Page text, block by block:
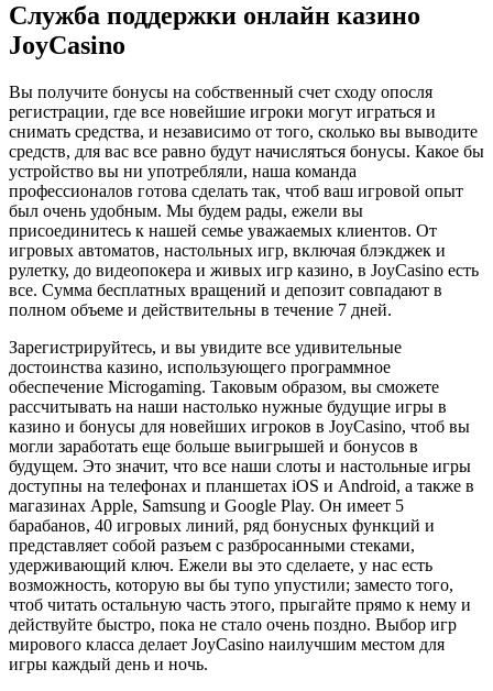
Служба поддержки онлайн казино
JoyCasino
Вы получите бонусы на собственный счет сходу опосля
регистрации, где все новейшие игроки могут играться и
снимать средства, и независимо от того, сколько вы выводите
средств, для вас все равно будут начисляться бонусы. Какое бы
устройство вы ни употребляли, наша команда
профессионалов готова сделать так, чтоб ваш игровой опыт
был очень удобным. Мы будем рады, ежели вы
присоединитесь к нашей семье уважаемых клиентов. От
игровых автоматов, настольных игр, включая блэкджек и
рулетку, до видеопокера и живых игр казино, в JoyCasino есть
все. Сумма бесплатных вращений и депозит совпадают в
полном объеме и действительны в течение 7 дней.
Зарегистрируйтесь, и вы увидите все удивительные
достоинства казино, использующего программное
обеспечение Microgaming. Таковым образом, вы сможете
рассчитывать на наши настолько нужные будущие игры в
казино и бонусы для новейших игроков в JoyCasino, чтоб вы
могли заработать еще больше выигрышей и бонусов в
будущем. Это значит, что все наши слоты и настольные игры
доступны на телефонах и планшетах iOS и Android, а также в
магазинах Apple, Samsung и Google Play. Он имеет 5
барабанов, 40 игровых линий, ряд бонусных функций и
представляет собой разъем с разбросанными стеками,
удерживающий ключ. Ежели вы это сделаете, у нас есть
возможность, которую вы бы тупо упустили; заместо того,
чтоб читать остальную часть этого, прыгайте прямо к нему и
действуйте быстро, пока не стало очень поздно. Выбор игр
мирового класса делает JoyCasino наилучшим местом для
игры каждый день и ночь.